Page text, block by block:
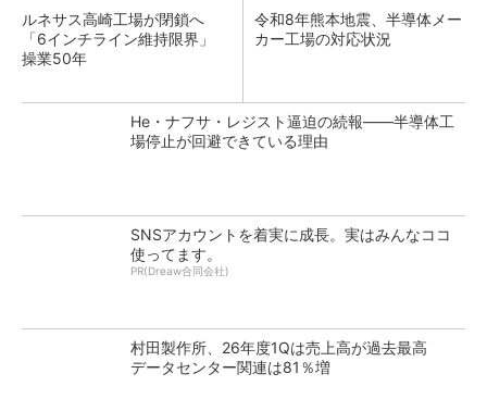
ルネサス高崎工場が閉鎖へ
「6インチライン維持限界」
操業50年
令和8年熊本地震、半導体メー
カー工場の対応状況
He・ナフサ・レジスト逼迫の続報――半導体工
場停止が回避できている理由
SNSアカウントを着実に成長。実はみんなココ
使ってます。
PR(Dreaw合同会社)
村田製作所、26年度1Qは売上高が過去最高
データセンター関連は81％増